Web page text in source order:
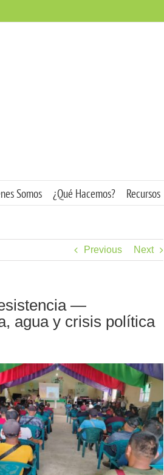
Somos ¿Qué Hacemos? Recursos
Previous Next
—
agua y crisis política